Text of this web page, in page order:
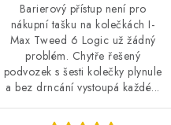
Barierový přístup není pro
nákupní tašku na kolečkách I-
Max Tweed 6 Logic už žádný
problém. Chytře řešený
podvozek s šesti kolečky plynule
a bez drncání vystoupá každé...